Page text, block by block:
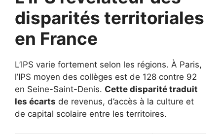
disparités territoriales
en France
L’IPS varie fortement selon les régions. À Paris,
l’IPS moyen des collèges est de 128 contre 92
en Seine-Saint-Denis. Cette disparité traduit
les écarts de revenus, d’accès à la culture et
de capital scolaire entre les territoires.